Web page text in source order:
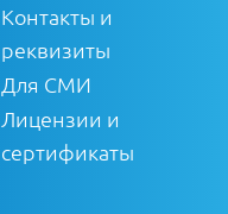
Контакты и
реквизиты
Для СМИ
Лицензии и
сертификаты